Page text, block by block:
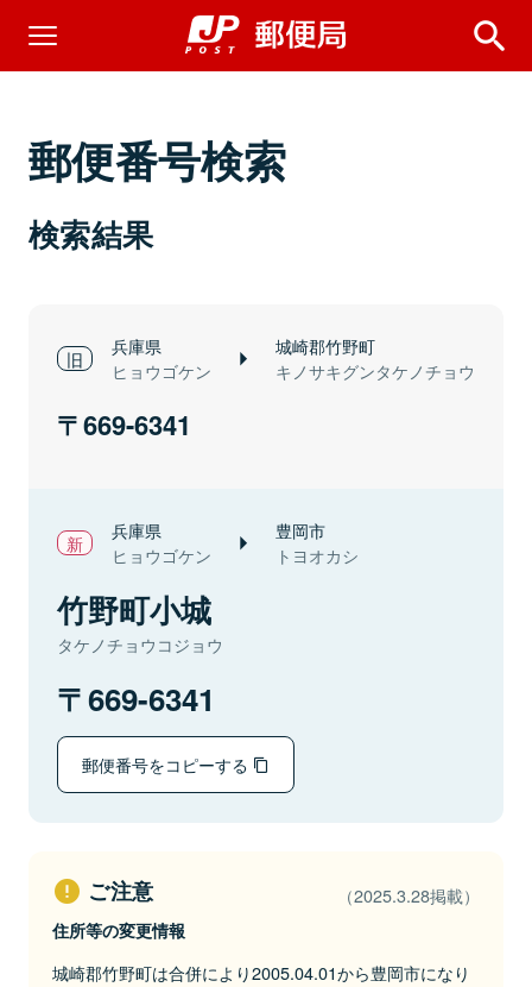
郵便番号検索
検索結果
兵庫県
ヒョウゴケン
城崎郡竹野町
キノサキグンタケノチョウ
669-6341
兵庫県
ヒョウゴケン
豊岡市
トヨオカシ
竹野町小城
タケノチョウコジョウ
669-6341
郵便番号をコピーする
ご注意 （2025.3.28掲載）
住所等の変更情報
城崎郡竹野町は合併により2005.04.01から豊岡市になり